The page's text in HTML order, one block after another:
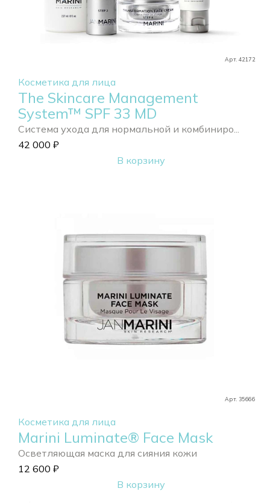
Арт. 42172
Косметика для лица
The Skincare Management
System™ SPF 33 MD
Система ухода для нормальной и комбиниро...
42 000 ₽
В корзину
Арт. 35666
Косметика для лица
Marini Luminate® Face Mask
Осветляющая маска для сияния кожи
12 600 ₽
В корзину